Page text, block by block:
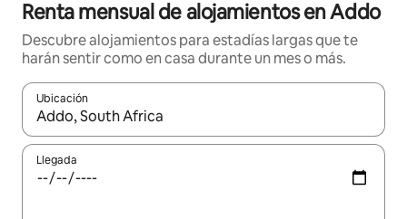
Renta mensual de alojamientos en Addo
Descubre alojamientos para estadías largas que te
harán sentir como en casa durante un mes o más.
Ubicación
Cuando los resultados estén disponibles, navega con las
Llegada